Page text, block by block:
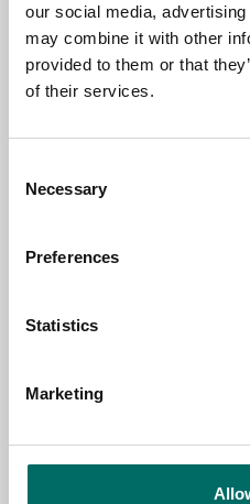
our social media,
may combine it with other
provided to them or that
of their services.
Selection
Necessary
Preferences
Statistics
Marketing
EMAIL
MESSAGE (written in english)